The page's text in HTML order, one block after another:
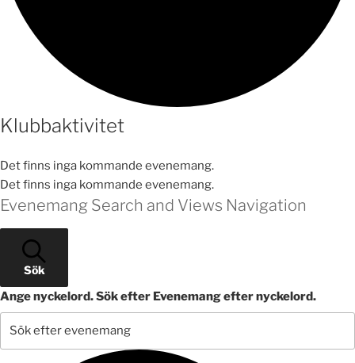
Klubbaktivitet
Det finns inga kommande evenemang.
Det finns inga kommande evenemang.
Evenemang Search and Views Navigation
Sök
Ange nyckelord. Sök efter Evenemang efter nyckelord.